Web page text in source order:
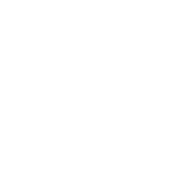
dotykowych lub przesuwania.